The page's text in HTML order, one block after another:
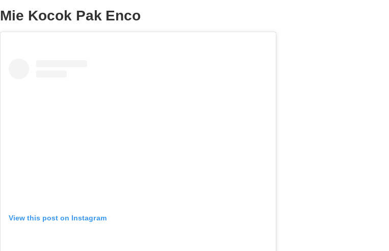
Mie Kocok Pak Enco
View this post on Instagram